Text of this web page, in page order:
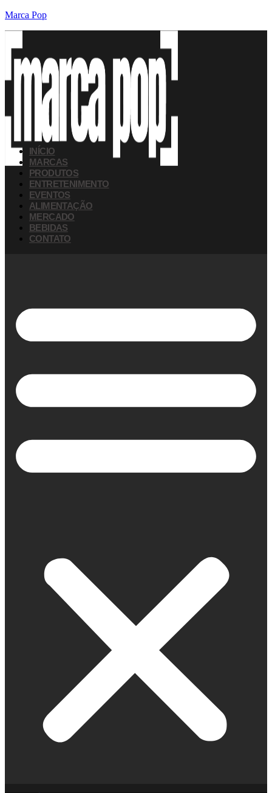
Marca Pop
INÍCIO
MARCAS
PRODUTOS
ENTRETENIMENTO
EVENTOS
ALIMENTAÇÃO
MERCADO
BEBIDAS
CONTATO